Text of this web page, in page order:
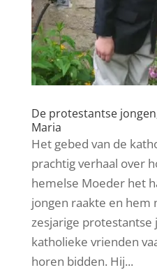
De protestantse
Maria
Het gebed van de
prachtig verhaal over
hemelse Moeder het
jongen raakte en hem
zesjarige protestantse
katholieke vrienden
horen bidden. Hij...